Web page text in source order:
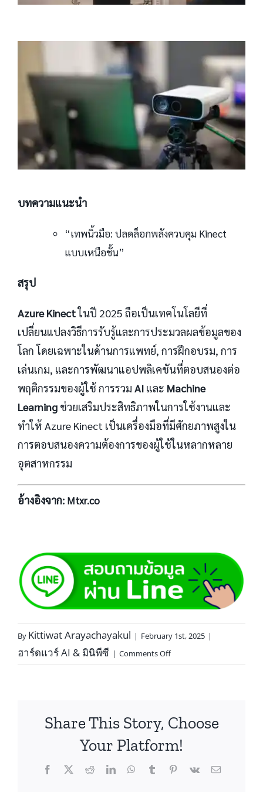
บทความแนะนำ
“เทพนิ้วมือ: ปลดล็อกพลังควบคุม Kinect
แบบเหนือชั้น”
สรุป
Azure Kinectในปี 2025 ถือเป็นเทคโนโลยีที่
เปลี่ยนแปลงวิธีการรับรู้และการประมวลผลข้อมูลของ
โลก โดยเฉพาะในด้านการแพทย์, การฝึกอบรม, การ
เล่นเกม, และการพัฒนาแอปพลิเคชันที่ตอบสนองต่อ
พฤติกรรมของผู้ใช้ การรวม AIและ Machine
Learningช่วยเสริมประสิทธิภาพในการใช้งานและ
ทำให้ Azure Kinect เป็นเครื่องมือที่มีศักยภาพสูงใน
การตอบสนองความต้องการของผู้ใช้ในหลากหลาย
อุตสาหกรรม
อ้างอิงจาก: Mtxr.co
By Kittiwat Arayachayakul | February 1st, 2025 |
ฮาร์ดแวร์ AI & มินิพีซี | Comments Off
Share This Story, Choose
Your Platform!